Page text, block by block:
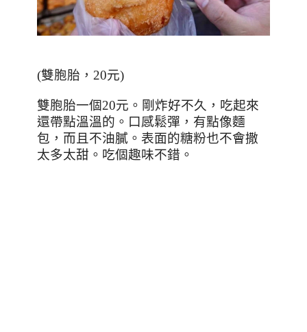
(雙胞胎， 20元)
雙胞胎一個20元。剛炸好不久，吃起來
還帶點溫溫的。口感鬆彈，有點像麵
包，而且不油膩。表面的糖粉也不會撒
太多太甜。吃個趣味不錯。